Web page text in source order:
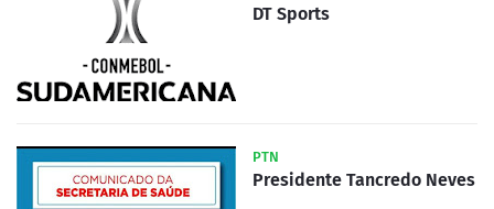
DT Sports
PTN
Presidente Tancredo Neves